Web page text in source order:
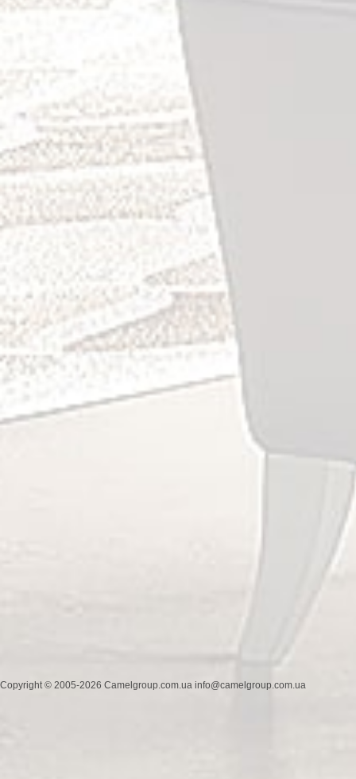
Copyright © 2005-2026 Camelgroup.com.ua info@camelgroup.com.ua